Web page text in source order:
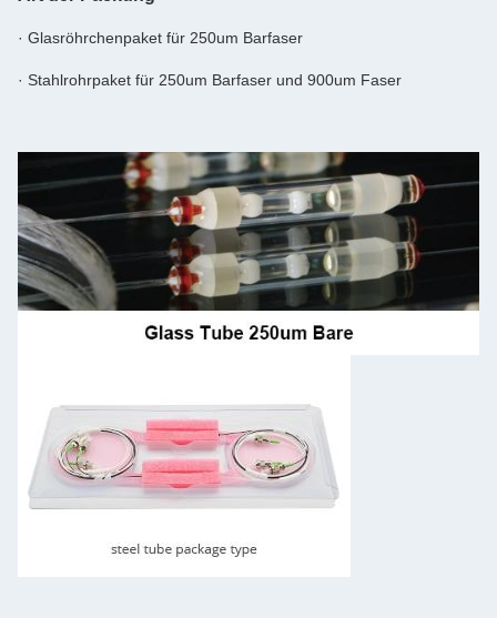
· Glasröhrchenpaket für 250um Barfaser
· Stahlrohrpaket für 250um Barfaser und 900um Faser